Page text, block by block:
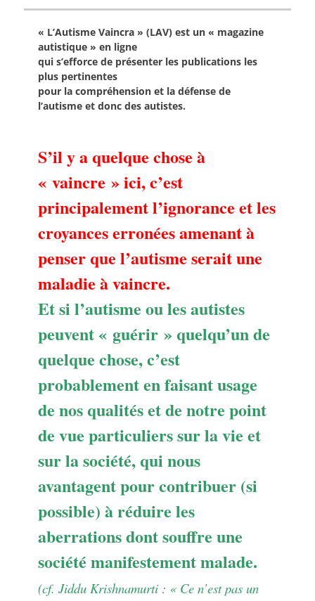
« L’Autisme Vaincra » (LAV) est un « magazine
autistique » en ligne
qui s’efforce de présenter les publications les
plus pertinentes
pour la compréhension et la défense de
l’autisme et donc des autistes.
S’il y a quelque chose à
« vaincre » ici, c’est
principalement l’ignorance et les
croyances erronées amenant à
penser que l’autisme serait une
maladie à vaincre.
Et si l’autisme ou les autistes
peuvent « guérir » quelqu’un de
quelque chose, c’est
probablement en faisant usage
de nos qualités et de notre point
de vue particuliers sur la vie et
sur la société, qui nous
avantagent pour contribuer (si
possible) à réduire les
aberrations dont souffre une
société manifestement malade.
(cf. Jiddu Krishnamurti : « Ce n’est pas un